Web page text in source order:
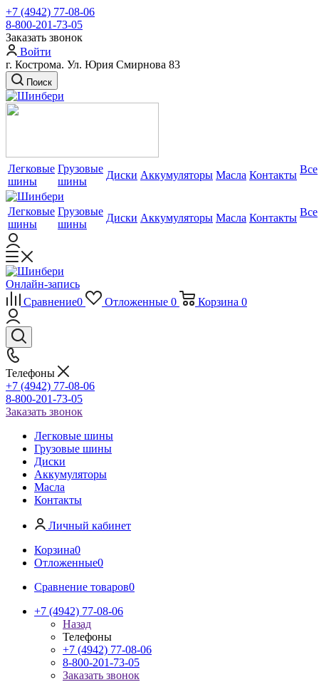
+7 (4942) 77-08-06
8-800-201-73-05
Заказать звонок
Войти
г. Кострома. Ул. Юрия Смирнова 83
Поиск
Легковые
шины
Грузовые
шины
Диски Аккумуляторы Масла Контакты Все
Легковые
шины
Грузовые
шины
Диски Аккумуляторы Масла Контакты Все
Онлайн-запись
Сравнение0 Отложенные 0 Корзина 0
Телефоны
+7 (4942) 77-08-06
8-800-201-73-05
Заказать звонок
Легковые шины
Грузовые шины
Диски
Аккумуляторы
Масла
Контакты
Личный кабинет
Корзина0
Отложенные0
Сравнение товаров0
+7 (4942) 77-08-06
Назад
Телефоны
+7 (4942) 77-08-06
8-800-201-73-05
Заказать звонок